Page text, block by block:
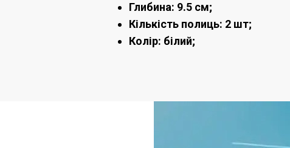
Глибина: 9.5 см;
Кількість полиць: 2 шт;
Колір: білий;